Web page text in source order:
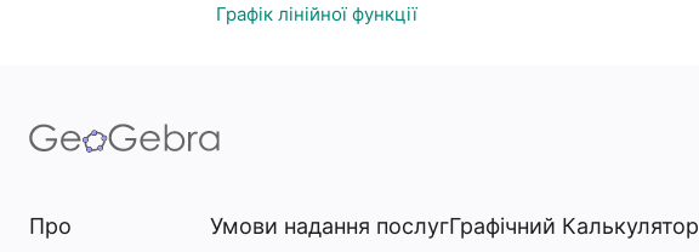
Графік лінійної функції
Про Умови надання послугГрафічний Калькулятор